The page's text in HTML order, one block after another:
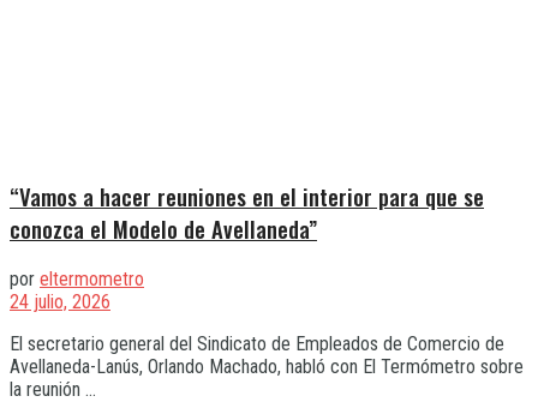
“Vamos a hacer reuniones en el interior para que se
conozca el Modelo de Avellaneda”
por eltermometro
24 julio, 2026
El secretario general del Sindicato de Empleados de Comercio de
Avellaneda-Lanús, Orlando Machado, habló con El Termómetro sobre
la reunión ...